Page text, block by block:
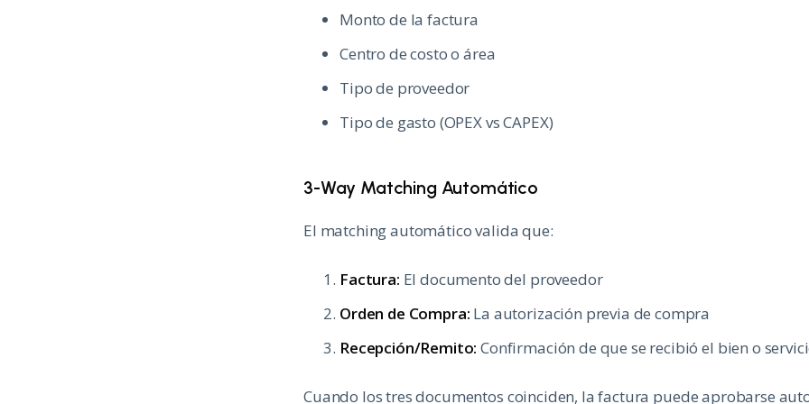
Monto de la factura
Centro de costo o área
Tipo de proveedor
Tipo de gasto (OPEX vs CAPEX)
3-Way Matching Automático
El matching automático valida que:
Factura: El documento del proveedor
Orden de Compra: La autorización previa de compra
Recepción/Remito: Confirmación de que se recibió el bien o
Cuando los tres documentos coinciden, la factura puede aprobarse